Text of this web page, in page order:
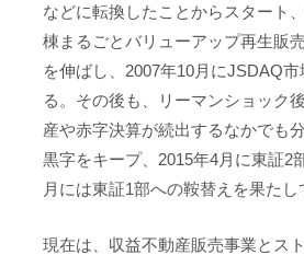
などに転換したことからスタート
棟まるごとバリューアップ再生販
を伸ばし、2007年10月にJSDAQ
る。その後も、リーマンショック
産や赤字決算が続出するなかでも
黒字をキープ、2015年4月に東証2
月には東証1部への鞍替えを果たし
現在は、収益不動産販売事業とス